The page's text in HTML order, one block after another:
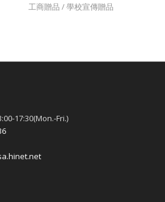
工商贈品 / 學校宣傳贈品
17:30(Mon.-Fri.)